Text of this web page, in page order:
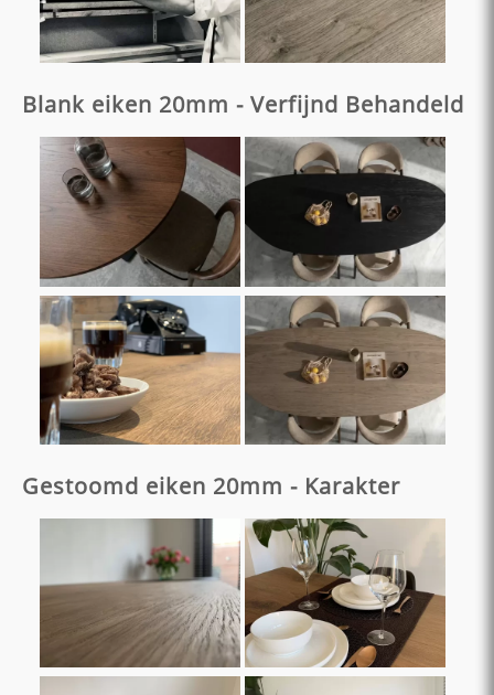
Blank eiken 20mm - Verfijnd Behandeld
Gestoomd eiken 20mm - Karakter